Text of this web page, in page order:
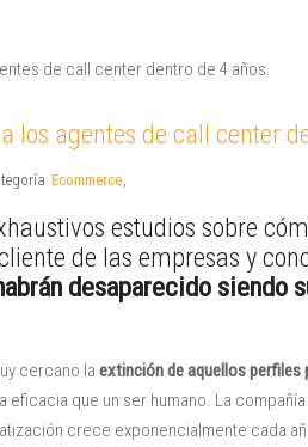
los agentes de call center
Ecommerce,
estudios sobre
de las empresas y
desaparecido siendo
cercano la extinción de aquellos perfiles
eficacia que un ser humano. La
crece exponencialmente cada